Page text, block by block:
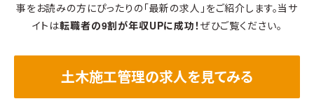
事をお読みの方にぴったりの「最新の求人」をご紹介します。当サ
イトは転職者の9割が年収UPに成功！ぜひご覧ください。
土木施工管理の求人を見てみる